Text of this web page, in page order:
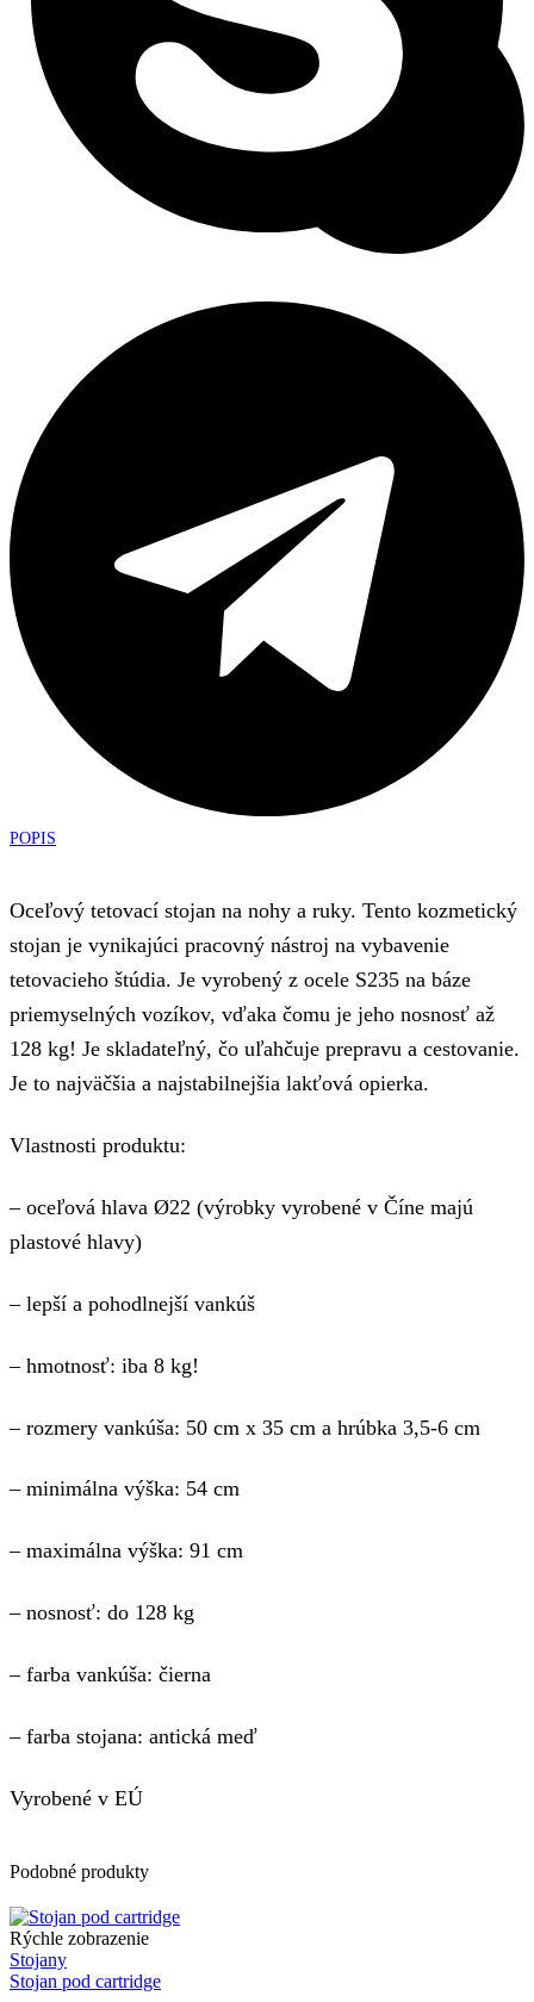
POPIS
Oceľový tetovací stojan na nohy a ruky. Tento kozmetický
stojan je vynikajúci pracovný nástroj na vybavenie
tetovacieho štúdia. Je vyrobený z ocele S235 na báze
priemyselných vozíkov, vďaka čomu je jeho nosnosť až
128 kg! Je skladateľný, čo uľahčuje prepravu a cestovanie.
Je to najväčšia a najstabilnejšia lakťová opierka.
Vlastnosti produktu:
– oceľová hlava Ø22 (výrobky vyrobené v Číne majú
plastové hlavy)
– lepší a pohodlnejší vankúš
– hmotnosť: iba 8 kg!
– rozmery vankúša: 50 cm x 35 cm a hrúbka 3,5-6 cm
– minimálna výška: 54 cm
– maximálna výška: 91 cm
– nosnosť: do 128 kg
– farba vankúša: čierna
– farba stojana: antická meď
Vyrobené v EÚ
Podobné produkty
Rýchle zobrazenie
Stojany
Stojan pod cartridge